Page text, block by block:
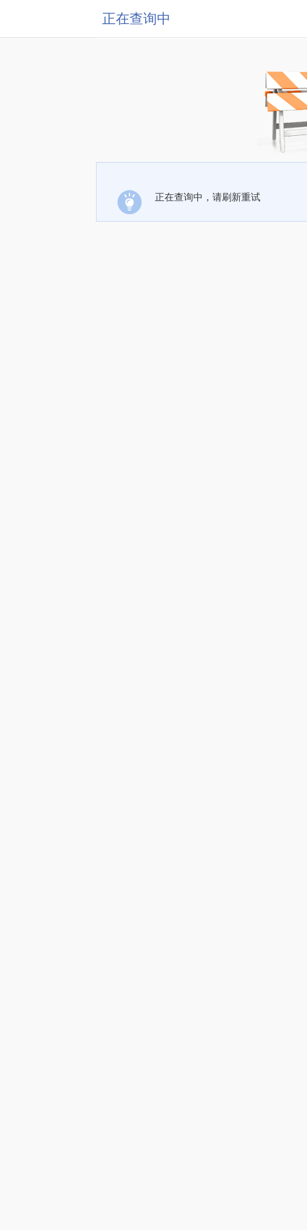
正在查询中
正在查询中，请刷新重试